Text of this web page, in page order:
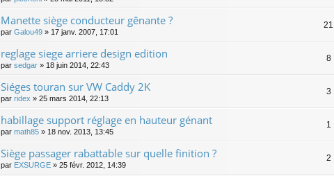
Manette siège conducteur gênante ?
par Galou49 » 17 janv. 2007, 17:01
21
reglage siege arriere design edition
par sedgar » 18 juin 2014, 22:43
8
Siéges touran sur VW Caddy 2K
par ridex » 25 mars 2014, 22:13
3
habillage support réglage en hauteur génant
par math85 » 18 nov. 2013, 13:45
1
Siège passager rabattable sur quelle finition ?
par EXSURGE » 25 févr. 2012, 14:39
2